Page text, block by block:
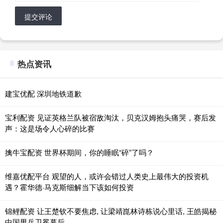
提交评论
热点资讯
建宝优配 深圳地铁道歉
宝利配资 见证英格兰队被宿敌淘汰，贝克汉姆抱头痛哭，赛后发
声：这是场令人心碎的比赛
擒牛宝配资 世界杯期间，你的睡眠“碎”了吗？
维嘉优配平台 观望的人，或许会错过人类史上最伟大的投资机
遇？霍华德·马克斯细解当下该如何投资
锦鲤配资 让王楚钦不要焦虑, 让梁靖崑林诗栋说心里话, 王皓揭秘